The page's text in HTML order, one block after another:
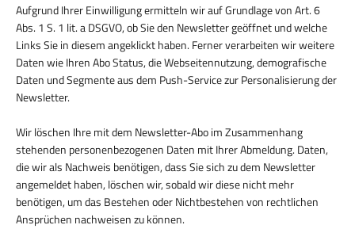
Aufgrund Ihrer Einwilligung ermitteln wir auf Grundlage von Art. 6
Abs. 1 S. 1 lit. a DSGVO, ob Sie den Newsletter geöffnet und welche
Links Sie in diesem angeklickt haben. Ferner verarbeiten wir weitere
Daten wie Ihren Abo Status, die Webseitennutzung, demografische
Daten und Segmente aus dem Push-Service zur Personalisierung der
Newsletter.
Wir löschen Ihre mit dem Newsletter-Abo im Zusammenhang
stehenden personenbezogenen Daten mit Ihrer Abmeldung. Daten,
die wir als Nachweis benötigen, dass Sie sich zu dem Newsletter
angemeldet haben, löschen wir, sobald wir diese nicht mehr
benötigen, um das Bestehen oder Nichtbestehen von rechtlichen
Ansprüchen nachweisen zu können.